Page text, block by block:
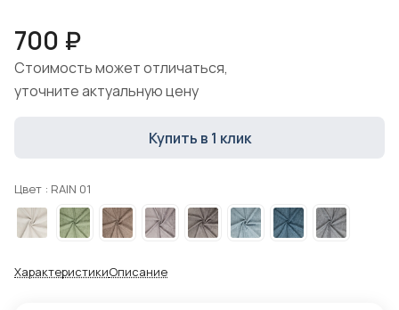
700 ₽
Стоимость может отличаться,
уточните актуальную цену
Купить в 1 клик
Цвет : RAIN 01
ХарактеристикиОписание